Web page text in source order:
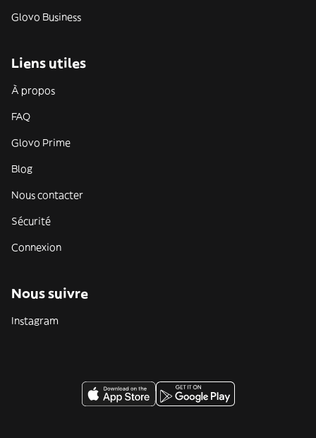
Glovo Business
Liens utiles
À propos
FAQ
Glovo Prime
Blog
Nous contacter
Sécurité
Connexion
Nous suivre
Instagram